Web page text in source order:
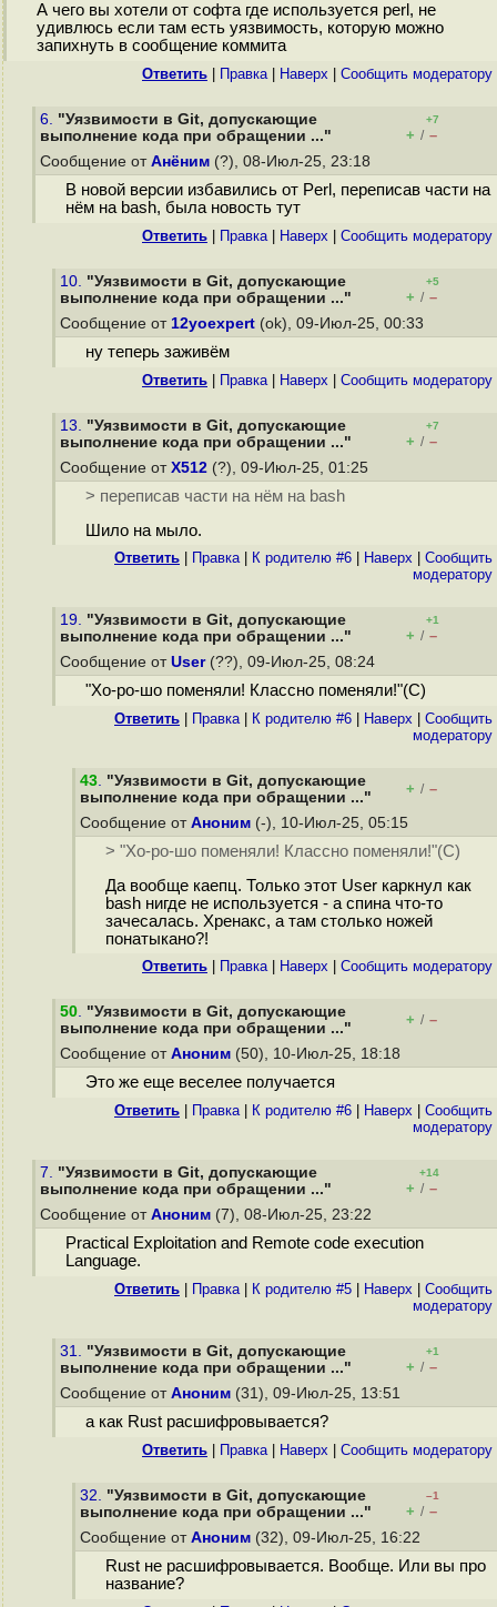
А чего вы хотели от софта где используется perl, не
удивлюсь если там есть уязвимость, которую можно
запихнуть в сообщение коммита
Ответить Правка| Наверх Cообщить модератору
6. "Уязвимости в Git, допускающие
выполнение кода при обращении ..."
+7
+ / –
Сообщение от Анёним (?), 08-Июл-25, 23:18
В новой версии избавились от Perl, переписав части на
нём на bash, была новость тут
Ответить Правка| Наверх Cообщить модератору
10. "Уязвимости в Git, допускающие
выполнение кода при обращении ..."
+5
+ / –
Сообщение от 12yoexpert (ok), 09-Июл-25, 00:33
ну теперь заживём
Ответить Правка| Наверх Cообщить модератору
13. "Уязвимости в Git, допускающие
выполнение кода при обращении ..."
+7
+ / –
Сообщение от X512 (?), 09-Июл-25, 01:25
> переписав части на нём на bash
Шило на мыло.
Ответить Правка| К родителю #6 Наверх
Cообщить
модератору
19. "Уязвимости в Git, допускающие
выполнение кода при обращении ..."
+1
+ / –
Сообщение от User(??), 09-Июл-25, 08:24
"Хо-ро-шо поменяли! Классно поменяли!"(С)
Ответить Правка| К родителю #6 Наверх
Cообщить
модератору
43. "Уязвимости в Git, допускающие
выполнение кода при обращении ..."
+ / –
Сообщение от Аноним (-), 10-Июл-25, 05:15
> "Хо-ро-шо поменяли! Классно поменяли!"(С)
Да вообще каепц. Только этот User каркнул как
bash нигде не используется - а спина что-то
зачесалась. Хренакс, а там столько ножей
понатыкано?!
Ответить Правка| Наверх Cообщить модератору
50. "Уязвимости в Git, допускающие
выполнение кода при обращении ..."
+ / –
Сообщение от Аноним (50), 10-Июл-25, 18:18
Это же еще веселее получается
Ответить Правка| К родителю #6 Наверх
Cообщить
модератору
7. "Уязвимости в Git, допускающие
выполнение кода при обращении ..."
+14
+ / –
Сообщение от Аноним (7), 08-Июл-25, 23:22
Practical Exploitation and Remote code execution
Language.
Ответить Правка| К родителю #5 Наверх
Cообщить
модератору
31. "Уязвимости в Git, допускающие
выполнение кода при обращении ..."
+1
+ / –
Сообщение от Аноним (31), 09-Июл-25, 13:51
а как Rust расшифровывается?
Ответить Правка| Наверх Cообщить модератору
32. "Уязвимости в Git, допускающие
выполнение кода при обращении ..."
–1
+ / –
Сообщение от Аноним (32), 09-Июл-25, 16:22
Rust не расшифровывается. Вообще. Или вы про
название?